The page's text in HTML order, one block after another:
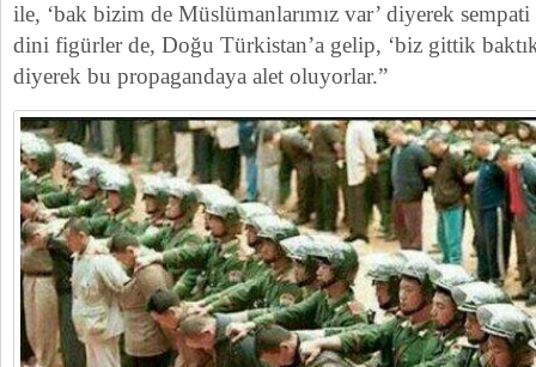
ile, ‘bak bizim de Müslümanlarımız var’ diyerek
dini figürler de, Doğu Türkistan’a gelip, ‘biz gittik
diyerek bu propagandaya alet oluyorlar.”